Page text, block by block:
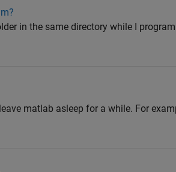
in the same directory while I
matlab asleep for a while. For